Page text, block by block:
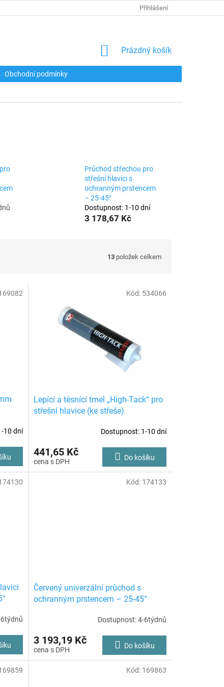
Přihlášení
NÁKUPNÍ
Prázdný košík
Obchodní podmínky
Průchod střechou pro
střešní hlavici s
ochranným prstencem
– 25-45°
Dostupnost: 1-10 dní
3 178,67 Kč
13 položek celkem
10 dní
Lepící a těsnící tmel „High-Tack“ pro
střešní hlavice (ke střeše)
Dostupnost: 1-10 dní
441,65 Kč Do košíku
Kód: 534066
Červený univerzální průchod s
ochranným prstencem – 25-45°
Dostupnost: 4-6týdnů
3 193,19 Kč Do košíku
Kód: 174133
Kód: 169863